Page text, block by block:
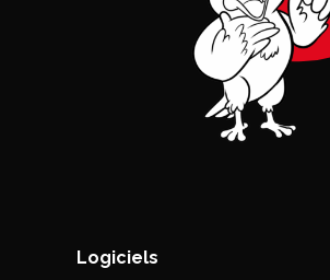
Logiciels